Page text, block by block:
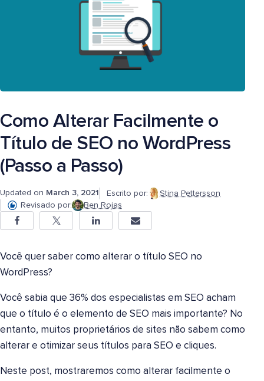
Como Alterar Facilmente o
Título de SEO no WordPress
(Passo a Passo)
Updated on March 3, 2021 Escrito por:
Stina Pettersson
Revisado por:
Ben Rojas
Você quer saber como alterar o título SEO no
WordPress?
Você sabia que 36% dos especialistas em SEO acham
que o título é o elemento de SEO mais importante? No
entanto, muitos proprietários de sites não sabem como
alterar e otimizar seus títulos para SEO e cliques.
Neste post, mostraremos como alterar facilmente o